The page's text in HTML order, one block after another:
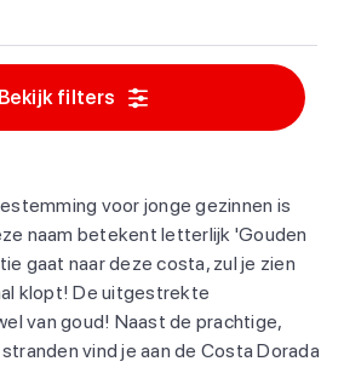
Bekijk filters
voor jonge gezinnen is
naam betekent letterlijk 'Gouden
gaat naar deze costa, zul je zien
klopt! De uitgestrekte
van goud! Naast de prachtige,
vind je aan de Costa Dorada